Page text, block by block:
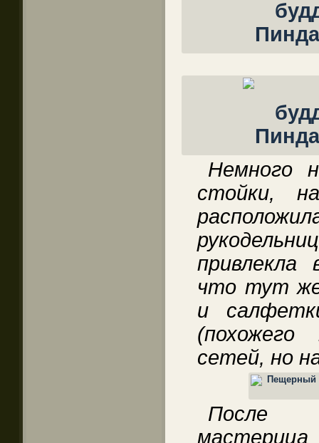
Немного
стойки,
привлекла
что тут же
и
сетей, но
После